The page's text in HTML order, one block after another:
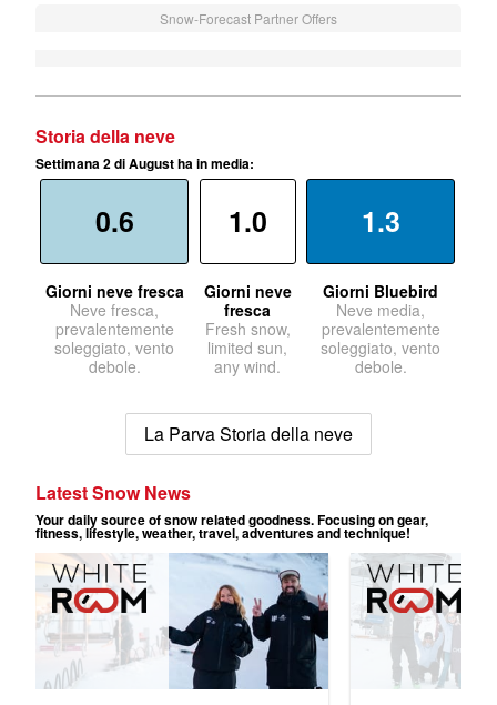
Snow-Forecast Partner Offers
Storia della neve
Settimana 2 di August ha in media:
0.6
Giorni neve fresca
Neve fresca,
prevalentemente
soleggiato, vento
debole.
1.0
Giorni neve
fresca
Fresh snow,
limited sun,
any wind.
1.3
Giorni Bluebird
Neve media,
prevalentemente
soleggiato, vento
debole.
La Parva Storia della neve